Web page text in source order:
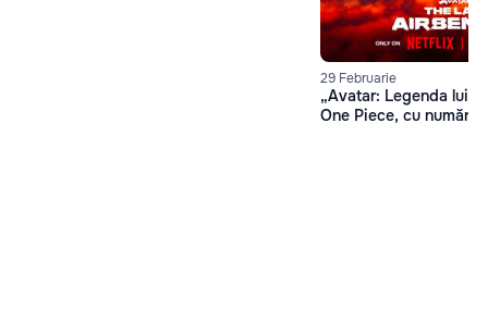
29 Februarie
„Avatar: Legenda lui
One Piece, cu număr